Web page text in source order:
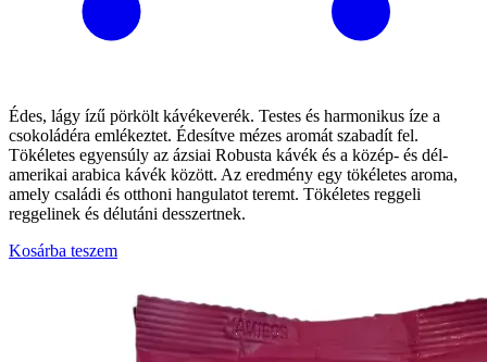
Édes, lágy ízű pörkölt kávékeverék. Testes és harmonikus íze a
csokoládéra emlékeztet. Édesítve mézes aromát szabadít fel.
Tökéletes egyensúly az ázsiai Robusta kávék és a közép- és dél-
amerikai arabica kávék között. Az eredmény egy tökéletes aroma,
amely családi és otthoni hangulatot teremt. Tökéletes reggeli
reggelinek és délutáni desszertnek.
Kosárba teszem